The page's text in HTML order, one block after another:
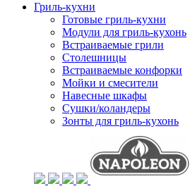
Гриль-кухни
Готовые гриль-кухни
Модули для гриль-кухонь
Встраиваемые грили
Столешницы
Встраиваемые конфорки
Мойки и смесители
Навесные шкафы
Сушки/коландеры
Зонты для гриль-кухонь